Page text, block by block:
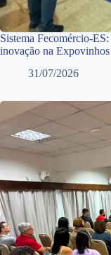
Sistema Fecomércio-
inovação na
31/07/2026